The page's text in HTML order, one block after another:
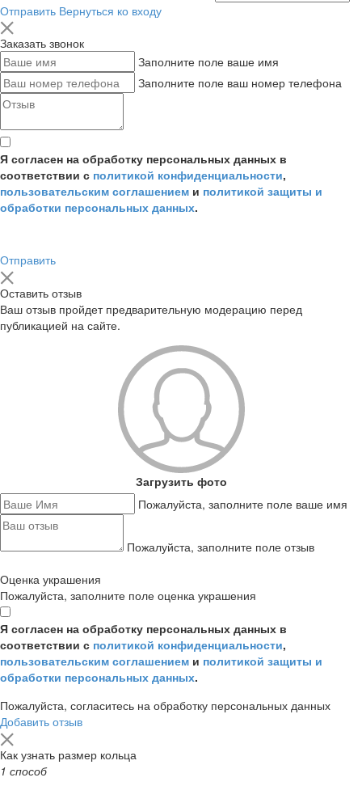
Отправить Вернуться ко входу
Заказать звонок
Заполните поле ваше имя
Заполните поле ваш номер телефона
Я согласен на обработку персональных данных в
соответствии с политикой конфиденциальности,
пользовательским соглашением и политикой защиты и
обработки персональных данных.
Отправить
Оставить отзыв
Ваш отзыв пройдет предварительную модерацию перед
публикацией на сайте.
Загрузить фото
Пожалуйста, заполните поле ваше имя
Пожалуйста, заполните поле отзыв
Оценка украшения
Пожалуйста, заполните поле оценка украшения
Я согласен на обработку персональных данных в
соответствии с политикой конфиденциальности,
пользовательским соглашением и политикой защиты и
обработки персональных данных.
Пожалуйста, согласитесь на обработку персональных данных
Добавить отзыв
Как узнать размер кольца
1 способ